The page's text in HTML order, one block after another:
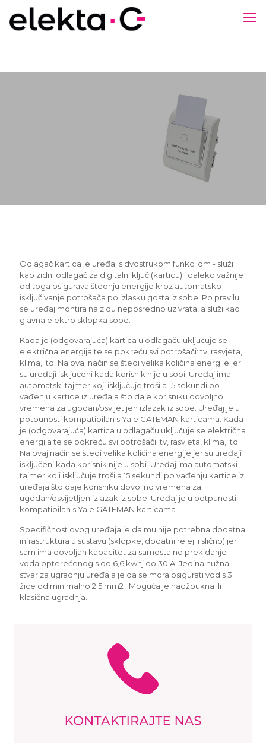
Odlagač kartica je uređaj s dvostrukom funkcijom - služi
kao zidni odlagač za digitalni ključ (karticu) i daleko važnije
od toga osigurava štednju energije kroz automatsko
isključivanje potrošača po izlasku gosta iz sobe. Po pravilu
se uređaj montira na zidu neposredno uz vrata, a služi kao
glavna elektro sklopka sobe.
Kada je (odgovarajuća) kartica u odlagaču uključuje se
električna energija te se pokreću svi potrošači: tv, rasvjeta,
klima, itd. Na ovaj način se štedi velika količina energije jer
su uređaji isključeni kada korisnik nije u sobi. Uređaj ima
automatski tajmer koji isključuje trošila 15 sekundi po
vađenju kartice iz uređaja što daje korisniku dovoljno
vremena za ugodan/osvijetljen izlazak iz sobe. Uređaj je u
potpunosti kompatibilan s Yale GATEMAN karticama. Kada
je (odgovarajuća) kartica u odlagaču uključuje se električna
energija te se pokreću svi potrošači: tv, rasvjeta, klima, itd.
Na ovaj način se štedi velika količina energije jer su uređaji
isključeni kada korisnik nije u sobi. Uređaj ima automatski
tajmer koji isključuje trošila 15 sekundi po vađenju kartice iz
uređaja što daje korisniku dovoljno vremena za
ugodan/osvijetljen izlazak iz sobe. Uređaj je u potpunosti
kompatibilan s Yale GATEMAN karticama.
Specifičnost ovog uređaja je da mu nije potrebna dodatna
infrastruktura u sustavu (sklopke, dodatni releji i slično) jer
sam ima dovoljan kapacitet za samostalno prekidanje
voda opterećenog s do 6,6 kw tj do 30 A. Jedina nužna
stvar za ugradnju uređaja je da se mora osigurati vod s 3
žice od minimalno 2.5 mm2 . Moguća je nadžbukna ili
klasična ugradnja.